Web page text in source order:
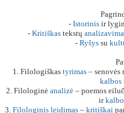
- Istorinis ir
- Kritiškas tekstų
- Ryšys su
1. Filologiškas tyrimas – senovės
kalbos
2. Filologinė analizė – poemos
ir
3. Filologinis leidimas – kritiškai